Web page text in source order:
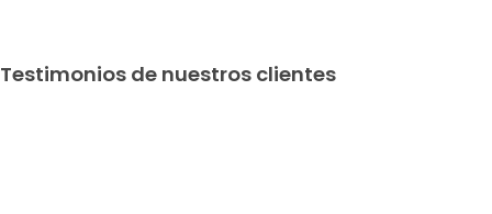
Testimonios de nuestros clientes